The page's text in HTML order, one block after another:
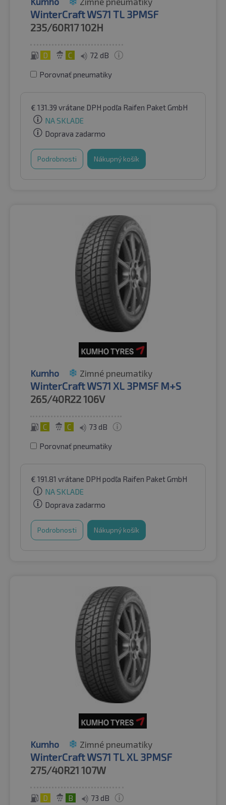
WinterCraft WS71 TL 3PMSF
235/60R17102H
D C 72 dB
Porovnať pneumatiky
€ 131.39 vrátane DPH podľa Raifen Paket GmbH
NA SKLADE
Doprava zadarmo
Podrobnosti Nákupný košík
Kumho Zimné pneumatiky
WinterCraft WS71 XL 3PMSF M+S
265/40R22106V
C C 73 dB
Porovnať pneumatiky
€ 191.81 vrátane DPH podľa Raifen Paket GmbH
NA SKLADE
Doprava zadarmo
Podrobnosti Nákupný košík
Kumho Zimné pneumatiky
WinterCraft WS71 TL XL 3PMSF
275/40R21 107W
D B 73 dB